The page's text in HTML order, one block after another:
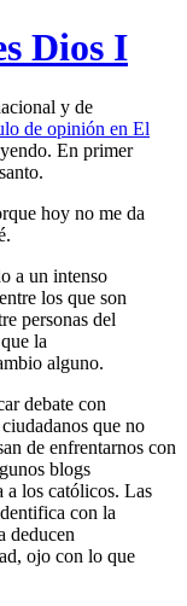
Dios I
y de
de opinión en El
En primer
hoy no me da
a un intenso
los que son
personas del
la
alguno.
debate con
que no
de enfrentarnos con
blogs
a los católicos. Las
con la
deducen
ojo con lo que